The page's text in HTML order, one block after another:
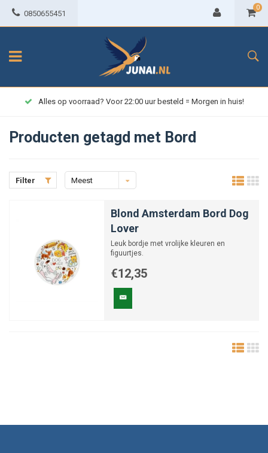
0850655451
0
Alles op voorraad? Voor 22:00 uur besteld = Morgen in huis!
Producten getagd met Bord
Filter
Meest
Blond Amsterdam Bord Dog
Lover
Leuk bordje met vrolijke kleuren en
figuurtjes.
€12,35